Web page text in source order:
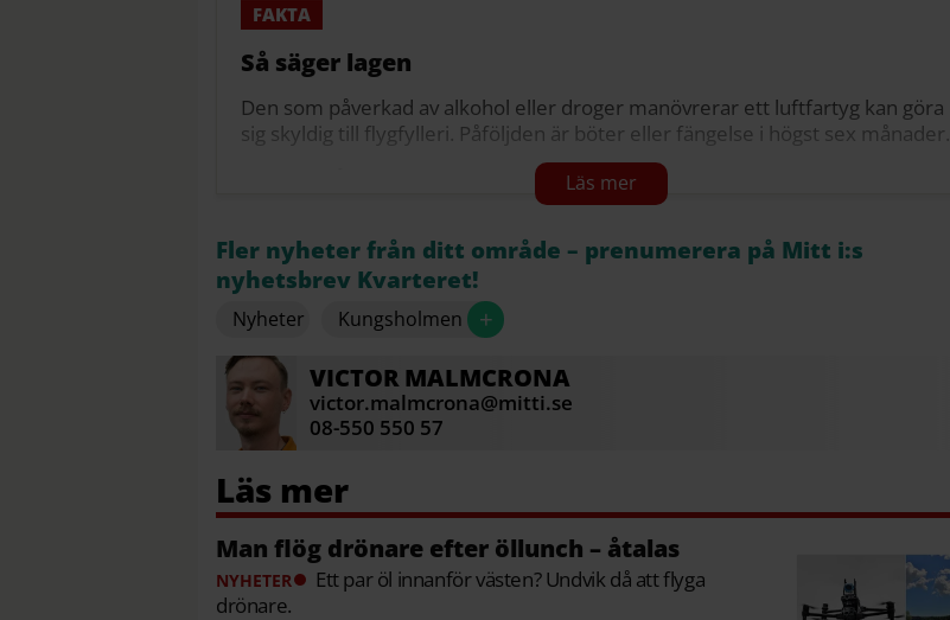
Så säger lagen
Den som påverkad av alkohol eller droger manövrerar ett luftfartyg kan göra
sig skyldig till flygfylleri. Påföljden är böter eller fängelse i högst sex månader.
Gränsen går vid 0,2 promille i blodet eller 0,10 milligram per liter i
Källa: Luftfartslagen, 13 kap. 2 §
Fler nyheter från ditt område – prenumerera på Mitt i:s
nyhetsbrev Kvarteret!
Nyheter Kungsholmen +
VICTORMALMCRONA
victor.malmcrona@mitti.se
08-550 550 57
Man flög drönare efter öllunch – åtalas
NYHETER
Ett par öl innanför västen? Undvik då att flyga
drönare.